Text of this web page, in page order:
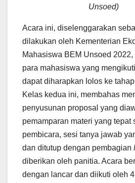
Unsoed)
Acara ini, diselenggarakan
dilakukan oleh Kementerian
Mahasiswa BEM Unsoed
para mahasiswa yang
dapat diharapkan lolos ke
Kelas kedua ini, membahas
penyusunan proposal yang
pemamparan materi yang tepat
pembicara, sesi tanya jawab
dan ditutup dengan pembagian
diberikan oleh panitia. Acara
dengan lancar dan diikuti oleh